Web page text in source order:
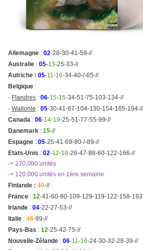
Allemagne : 02-28-30-41-59-//
Australie : 05-13-25-33-//
Autriche : 05-11-16-34-40-/-65-//
Belgique :
- Flandres : 06-15-15-34-51-75-103-134-//
- Wallonie : 05-30-41-67-104-130-154-165-194-//
Canada : 06-14-19-25-51-77-55-99-//
Danemark : 15-//
Espagne : 05-25-41-69-80-/-89-//
Etats-Unis : 02-12-18-26-47-88-60-122-166-//
-> 270,000 unités
-> 120,000 unités en 1ère semaine
Finlande : 40-//
France : 12-41-60-80-109-129-119-122-158-
Irlande : 04-22-27-53-//
Italie : 48-99-//
Pays-Bas : 12-25-42-75-//
Nouvelle-Zélande : 06-11-16-24-30-32-28-39-//